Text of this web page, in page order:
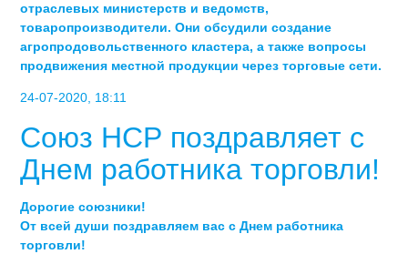
отраслевых министерств и ведомств,
товаропроизводители. Они обсудили создание
агропродовольственного кластера, а также вопросы
продвижения местной продукции через торговые сети.
24-07-2020, 18:11
Союз НСР поздравляет с
Днем работника торговли!
Дорогие союзники!
От всей души поздравляем вас с Днем работника
торговли!